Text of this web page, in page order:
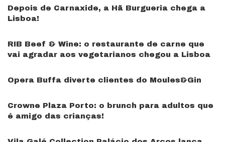
Depois de Carnaxide, a Hã Burgueria chega a
Lisboa!
RIB Beef & Wine: o restaurante de carne que
vai agradar aos vegetarianos chegou a Lisboa
Opera Buffa diverte clientes do Moules&Gin
Crowne Plaza Porto: o brunch para adultos que
é amigo das crianças!